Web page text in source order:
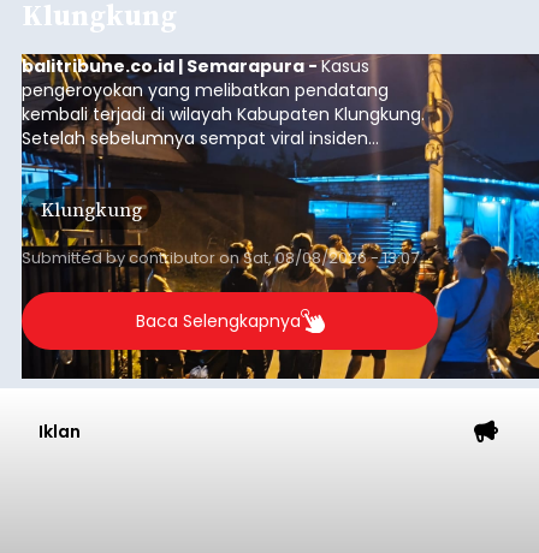
Klungkung
balitribune.co.id | Semarapura -Kasus
pengeroyokan yang melibatkan pendatang
kembali terjadi di wilayah Kabupaten Klungkung.
Setelah sebelumnya sempat viral insiden
keributan di barat Pasar Galiran, peristiwa serupa
kini menimpa seorang pemuda asal Kabupaten
Sumba Barat Daya (SBD), Nusa Tenggara Timur
(NTT).
Klungkung
Submitted bycontributoronSat, 08/08/2026 - 13:07
Baca Selengkapnya
Iklan